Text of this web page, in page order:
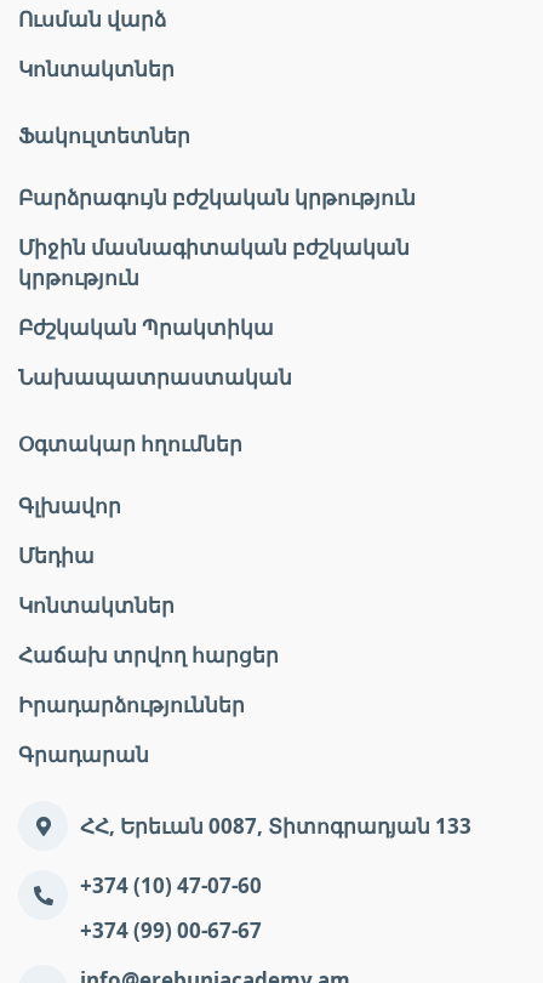
Ուսման վարձ
Կոնտակտներ
Ֆակուլտետներ
Բարձրագույն բժշկական կրթություն
Միջին մասնագիտական բժշկական
կրթություն
Բժշկական Պրակտիկա
Նախապատրաստական
Օգտակար հղումներ
Գլխավոր
Մեդիա
Կոնտակտներ
Հաճախ տրվող հարցեր
Իրադարձություններ
Գրադարան
ՀՀ, Երեւան 0087, Տիտոգրադյան 133
+374 (10) 47-07-60
+374 (99) 00-67-67